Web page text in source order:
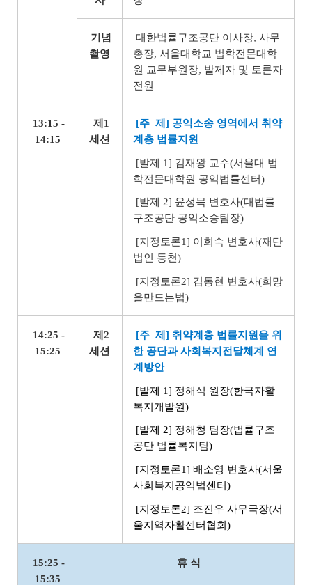
기념
촬영
대한법률구조공단 이사장, 사무
총장, 서울대학교 법학전문대학
원 교무부원장, 발제자 및 토론자
전원
13:15 -
14:15
제1
세션
[주 제] 공익소송 영역에서 취약
계층 법률지원
[발제 1] 김재왕 교수(서울대 법
학전문대학원 공익법률센터)
[발제 2] 윤성묵 변호사(대법률
구조공단 공익소송팀장)
[지정토론1] 이희숙 변호사(재단
법인 동천)
[지정토론2] 김동현 변호사(희망
을만드는법)
14:25 -
15:25
제2
세션
[주 제] 취약계층 법률지원을 위
한 공단과 사회복지전달체계 연
계방안
[발제 1] 정해식 원장(한국자활
복지개발원)
[발제 2] 정해청 팀장(법률구조
공단 법률복지팀)
[지정토론1] 배소영 변호사(서울
사회복지공익법센터)
[지정토론2] 조진우 사무국장(서
울지역자활센터협회)
15:25 -
15:35
휴 식